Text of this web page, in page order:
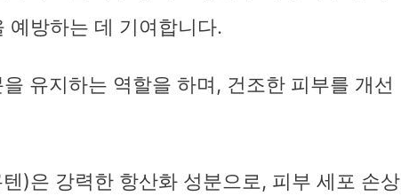
예방하는 데 기여합니다.
유지하는 역할을 하며, 건조한 피부를 개선
)은 강력한 항산화 성분으로, 피부 세포 손상